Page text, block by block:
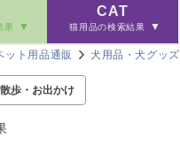
果
CAT
猫用品の検索結果
ット用品通販 犬用品・犬グッズ
歩・お出かけ